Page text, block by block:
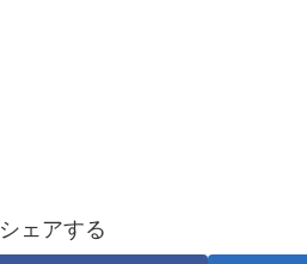
シェアする